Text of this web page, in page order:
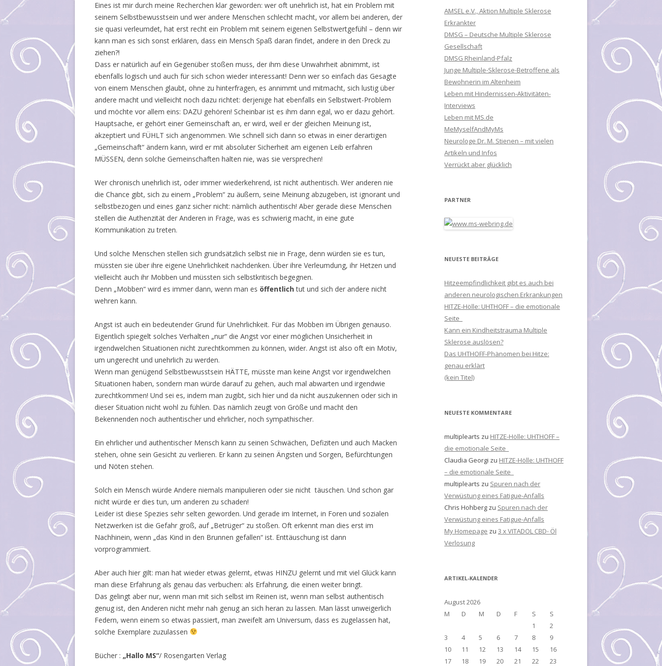
Eines ist mir durch meine Recherchen klar geworden: wer oft unehrlich ist, hat ein Problem mit
seinem Selbstbewusstsein und wer andere Menschen schlecht macht, vor allem bei anderen, der
sie quasi verleumdet, hat erst recht ein Problem mit seinem eigenen Selbstwertgefühl – denn wir
kann man es sich sonst erklären, dass ein Mensch Spaß daran findet, andere in den Dreck zu
ziehen?!
Dass er natürlich auf ein Gegenüber stoßen muss, der ihm diese Unwahrheit abnimmt, ist
ebenfalls logisch und auch für sich schon wieder interessant! Denn wer so einfach das Gesagte
von einem Menschen glaubt, ohne zu hinterfragen, es annimmt und mitmacht, sich lustig über
andere macht und vielleicht noch dazu richtet: derjenige hat ebenfalls ein Selbstwert-Problem
und möchte vor allem eins: DAZU gehören! Scheinbar ist es ihm dann egal, wo er dazu gehört.
Hauptsache, er gehört einer Gemeinschaft an, er wird, weil er der gleichen Meinung ist,
akzeptiert und FÜHLT sich angenommen. Wie schnell sich dann so etwas in einer derartigen
„Gemeinschaft“ ändern kann, wird er mit absoluter Sicherheit am eigenen Leib erfahren
MÜSSEN, denn solche Gemeinschaften halten nie, was sie versprechen!
Wer chronisch unehrlich ist, oder immer wiederkehrend, ist nicht authentisch. Wer anderen nie
die Chance gibt, sich zu einem „Problem“ zu äußern, seine Meinung abzugeben, ist ignorant und
selbstbezogen und eines ganz sicher nicht: nämlich authentisch! Aber gerade diese Menschen
stellen die Authenzität der Anderen in Frage, was es schwierig macht, in eine gute
Kommunikation zu treten.
Und solche Menschen stellen sich grundsätzlich selbst nie in Frage, denn würden sie es tun,
müssten sie über ihre eigene Unehrlichkeit nachdenken. Über ihre Verleumdung, ihr Hetzen und
vielleicht auch ihr Mobben und müssten sich selbstkritisch begegnen.
Denn „Mobben“ wird es immer dann, wenn man es öffentlichtut und sich der andere nicht
wehren kann.
Angst ist auch ein bedeutender Grund für Unehrlichkeit. Für das Mobben im Übrigen genauso.
Eigentlich spiegelt solches Verhalten „nur“ die Angst vor einer möglichen Unsicherheit in
irgendwelchen Situationen nicht zurechtkommen zu können, wider. Angst ist also oft ein Motiv,
um ungerecht und unehrlich zu werden.
Wenn man genügend Selbstbewusstsein HÄTTE, müsste man keine Angst vor irgendwelchen
Situationen haben, sondern man würde darauf zu gehen, auch mal abwarten und irgendwie
zurechtkommen! Und sei es, indem man zugibt, sich hier und da nicht auszukennen oder sich in
dieser Situation nicht wohl zu fühlen. Das nämlich zeugt von Größe und macht den
Bekennenden noch authentischer und ehrlicher, noch sympathischer.
Ein ehrlicher und authentischer Mensch kann zu seinen Schwächen, Defiziten und auch Macken
stehen, ohne sein Gesicht zu verlieren. Er kann zu seinen Ängsten und Sorgen, Befürchtungen
und Nöten stehen.
Solch ein Mensch würde Andere niemals manipulieren oder sie nicht täuschen. Und schon gar
nicht würde er dies tun, um anderen zu schaden!
Leider ist diese Spezies sehr selten geworden. Und gerade im Internet, in Foren und sozialen
Netzwerken ist die Gefahr groß, auf „Betrüger“ zu stoßen. Oft erkennt man dies erst im
Nachhinein, wenn „das Kind in den Brunnen gefallen“ ist. Enttäuschung ist dann
vorprogrammiert.
Aber auch hier gilt: man hat wieder etwas gelernt, etwas HINZU gelernt und mit viel Glück kann
man diese Erfahrung als genau das verbuchen: als Erfahrung, die einen weiter bringt.
Das gelingt aber nur, wenn man mit sich selbst im Reinen ist, wenn man selbst authentisch
genug ist, den Anderen nicht mehr nah genug an sich heran zu lassen. Man lässt unweigerlich
Federn, wenn einem so etwas passiert, man zweifelt am Universum, dass es zugelassen hat,
solche Exemplare zuzulassen
Bücher : „Hallo MS“/ Rosengarten Verlag
AMSEL e.V., Aktion Multiple Sklerose
Erkrankter
DMSG – Deutsche Multiple Sklerose
Gesellschaft
DMSG Rheinland-Pfalz
Junge Multiple-Sklerose-Betroffene als
Bewohnerin im Altenheim
Leben mit Hindernissen-Aktivitäten-
Interviews
Leben mit MS.de
MeMyselfAndMyMs
Neurologe Dr. M. Stienen – mit vielen
Artikeln und Infos
Verrückt aber glücklich
PARTNER
NEUESTE BEITRÄGE
Hitzeempfindlichkeit gibt es auch bei
anderen neurologischen Erkrankungen
HITZE-Hölle: UHTHOFF – die emotionale
Seite
Kann ein Kindheitstrauma Multiple
Sklerose auslösen?
Das UHTHOFF-Phänomen bei Hitze:
genau erklärt
(kein Titel)
NEUESTE KOMMENTARE
multiplearts zu HITZE-Hölle: UHTHOFF –
die emotionale Seite
Claudia Georgi zu HITZE-Hölle: UHTHOFF
– die emotionale Seite
multiplearts zu Spuren nach der
Verwüstung eines Fatigue-Anfalls
Chris Hohberg zu Spuren nach der
Verwüstung eines Fatigue-Anfalls
My Homepage zu 3 x VITADOL CBD- Öl
Verlosung
ARTIKEL-KALENDER
August 2026
M
D M D F S
S
1
2
3
4 5 6 7 8
9
10
11 12 13 14 15
16
17
18 19 20 21 22
23